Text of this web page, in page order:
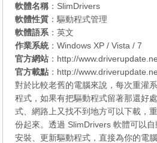
軟體名稱 ：SlimDrivers
軟體性質 ：驅動程式管理
軟體語系 ：英文
作業系統 ：Windows XP / Vista / 7
官方網站 ： http://
官方載點 ： http://
對於比較老舊的電腦來說，每次重灌
程式，如果有把驅動程式留著那還好
式、網路上又找不到地方可以下載，
份起來。透過 SlimDrivers 軟體可以
安裝、更新驅動程式，直接為你的電